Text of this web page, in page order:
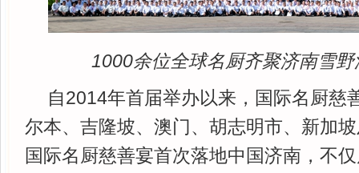
1000余位全球名厨齐聚济南雪
自2014年首届举办以来，国际名厨慈
尔本、吉隆坡、澳门、胡志明市、新加
国际名厨慈善宴首次落地中国济南，不